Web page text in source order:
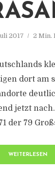
2017 2 Min.
dort am
jetzt
der 79
WEITERLESEN